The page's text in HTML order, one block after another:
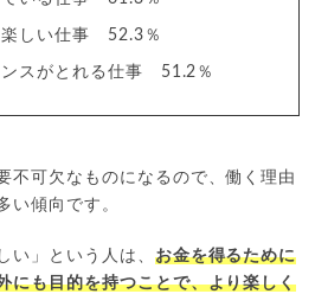
楽しい仕事 52.3％
スがとれる仕事 51.2％
不可欠なものになるので、働く理由
い傾向です。
い」という人は、 お金を得るために
にも目的を持つことで、より楽しく